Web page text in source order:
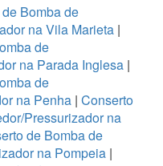
Bomba de
na Vila Marieta |
de
na Parada Inglesa |
de
na Penha| Conserto
Pressurizador na
de Bomba de
na Pompeia|